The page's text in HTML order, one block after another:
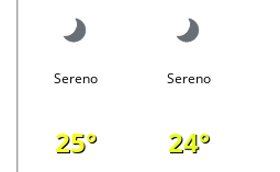
Sereno Sereno
25° 24°